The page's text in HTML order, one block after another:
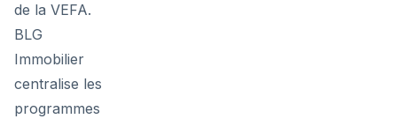
de la VEFA.
BLG
Immobilier
centralise les
programmes